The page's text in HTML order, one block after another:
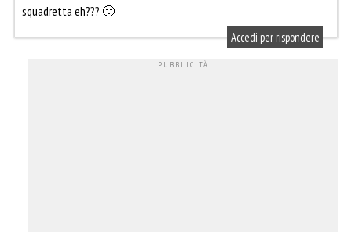
squadretta eh??? 🙂
Accedi per rispondere